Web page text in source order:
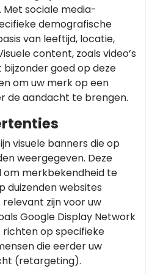
sociale media-
demografische
van leeftijd, locatie,
content, zoals video’s
goed op deze
om uw merk op een
de aandacht te brengen.
visuele banners die op
weergegeven. Deze
om merkbekendheid te
duizenden websites
zijn voor uw
Google Display Network
op specifieke
die eerder uw
(retargeting).